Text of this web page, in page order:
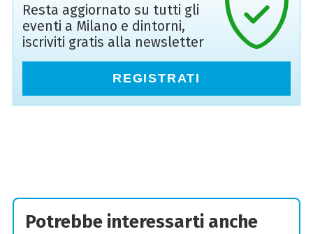
Resta aggiornato su tutti gli
eventi a Milano e dintorni,
iscriviti gratis alla newsletter
REGISTRATI
Potrebbe interessarti anche